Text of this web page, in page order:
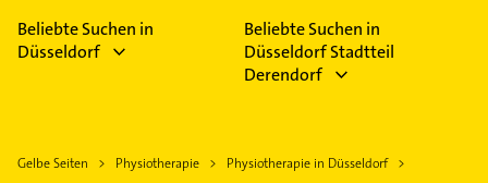
Beliebte Suchen in
Düsseldorf
Beliebte Suchen in
Düsseldorf Stadtteil
Derendorf
Gelbe Seiten Physiotherapie
Physiotherapie in Düsseldorf